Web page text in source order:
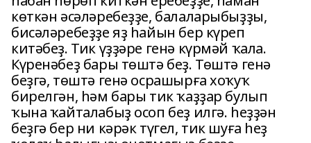
көткән әсәләребеҙҙе, балаларыбыҙҙы,
бисәләребеҙҙе яҙ һайын бер күреп
китәбеҙ. Тик үҙҙәре генә күрмәй ҡала.
Күренәбеҙ бары төштә беҙ. Төштә генә
беҙгә, төштә генә осрашырға хоҡуҡ
бирелгән, һәм бары тик ҡаҙҙар булып
ҡына ҡайталабыҙ осоп беҙ илгә. һеҙҙән
беҙгә бер ни кәрәк түгел, тик шуға һеҙ